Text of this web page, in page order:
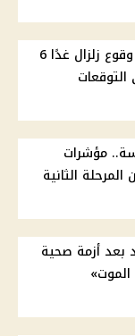
البحوث الفلكية تحسم مزاعم وقوع زلزال غدًا 6
للهندسة.. مؤشرات
بعد أزمة صحية